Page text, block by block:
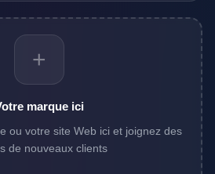
+
marque ici
ou votre site Web ici et joignez des
de nouveaux clients